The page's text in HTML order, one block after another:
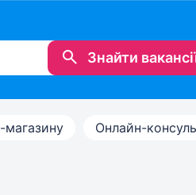
Знайти
магазину Онлайн-